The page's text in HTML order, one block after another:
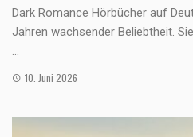
Dark Romance Hörbücher auf
Jahren wachsender Beliebtheit.
...
10. Juni 2026